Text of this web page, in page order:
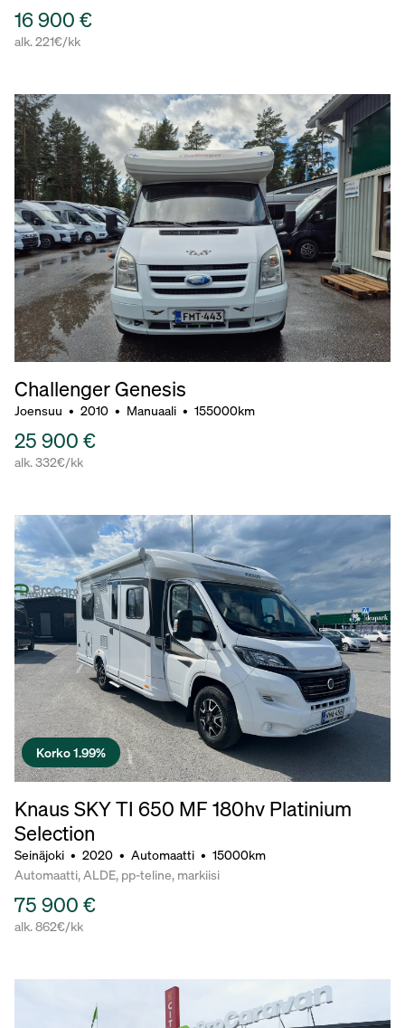
16 900 €
alk. 221€/kk
Challenger Genesis
Joensuu • 2010 • Manuaali • 155000km
25 900 €
alk. 332€/kk
Korko 1.99%
Knaus SKY TI 650 MF 180hv Platinium
Selection
Seinäjoki • 2020 • Automaatti • 15000km
Automaatti, ALDE, pp-teline, markiisi
75 900 €
alk. 862€/kk